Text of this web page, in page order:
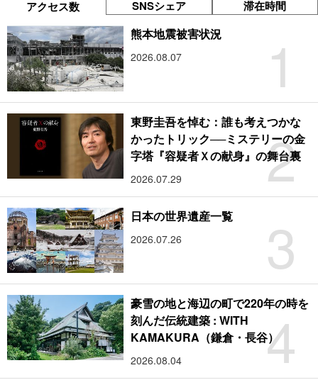
アクセス数 SNSシェア 滞在時間
1
熊本地震被害状況
2026.08.07
2
東野圭吾を悼む：誰も考えつかな
かったトリック──ミステリーの金
字塔『容疑者Ｘの献身』の舞台裏
2026.07.29
3
日本の世界遺産一覧
2026.07.26
4
豪雪の地と海辺の町で220年の時を
刻んだ伝統建築 : WITH
KAMAKURA（鎌倉・長谷）
2026.08.04